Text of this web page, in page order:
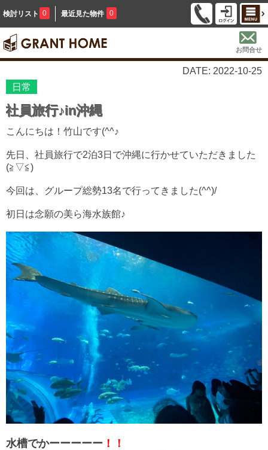
検討リスト 0 最近見た物件 0
お問合せ
DATE: 2022-10-25
日常
社員旅行♪in沖縄
こんにちは！竹山です(^^♪
先日、社員旅行で2泊3日で沖縄に行かせていただきました
(≧▽≦)
今回は、グループ総勢13名で行ってきました(^^)/
初日は念願の美ら海水族館♪
水槽でかーーーーー ！！